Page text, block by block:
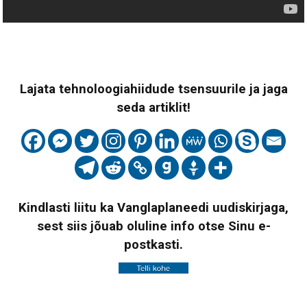
Lajata tehnoloogiahiidude tsensuurile ja jaga
seda artiklit!
Kindlasti liitu ka Vanglaplaneedi uudiskirjaga,
sest siis jõuab oluline info otse Sinu e-
postkasti.